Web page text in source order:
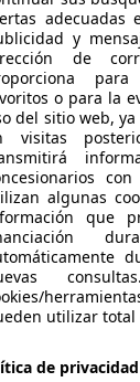
4x4
adecuadas
y
de
para
o para la
del sitio web,
visitas
algunas
que
utilizar total
de privacidad